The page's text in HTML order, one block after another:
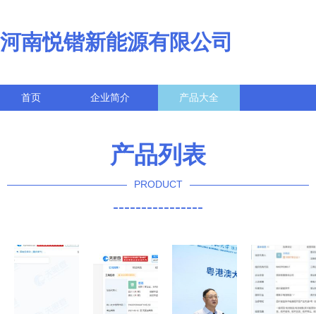
河南悦锴新能源有限公司
首页 企业简介 产品大全
产品列表
PRODUCT
----------------